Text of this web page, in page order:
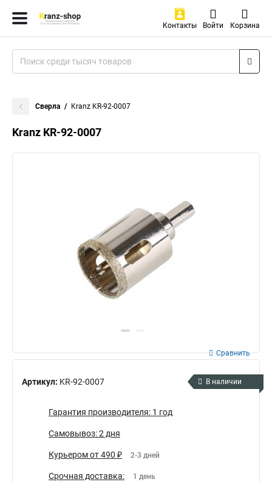
Контакты Войти Корзина
Сверла Kranz KR-92-0007
Kranz KR-92-0007
Артикул: KR-92-0007
Сравнить
В наличии
Гарантия производителя: 1 год
Самовывоз: 2 дня
Курьером от 490 ₽ 2-3 дней
Срочная доставка: 1 день